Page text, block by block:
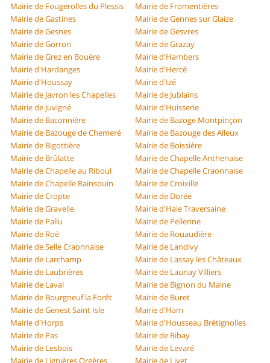
Mairie de Fougerolles du Plessis
Mairie de Fromentières
Mairie de Gastines
Mairie de Gennes sur Glaize
Mairie de Gesnes
Mairie de Gesvres
Mairie de Gorron
Mairie de Grazay
Mairie de Grez en Bouère
Mairie d'Hambers
Mairie d'Hardanges
Mairie d'Hercé
Mairie d'Houssay
Mairie d'Izé
Mairie de Javron les Chapelles
Mairie de Jublains
Mairie de Juvigné
Mairie d'Huisserie
Mairie de Baconnière
Mairie de Bazoge Montpinçon
Mairie de Bazouge de Chemeré
Mairie de Bazouge des Alleux
Mairie de Bigottière
Mairie de Boissière
Mairie de Brûlatte
Mairie de Chapelle Anthenaise
Mairie de Chapelle au Riboul
Mairie de Chapelle Craonnaise
Mairie de Chapelle Rainsouin
Mairie de Croixille
Mairie de Cropte
Mairie de Dorée
Mairie de Gravelle
Mairie d'Haie Traversaine
Mairie de Pallu
Mairie de Pellerine
Mairie de Roë
Mairie de Rouaudière
Mairie de Selle Craonnaise
Mairie de Landivy
Mairie de Larchamp
Mairie de Lassay les Châteaux
Mairie de Laubrières
Mairie de Launay Villiers
Mairie de Laval
Mairie de Bignon du Maine
Mairie de Bourgneuf la Forêt
Mairie de Buret
Mairie de Genest Saint Isle
Mairie d'Ham
Mairie d'Horps
Mairie d'Housseau Brétignolles
Mairie de Pas
Mairie de Ribay
Mairie de Lesbois
Mairie de Levaré